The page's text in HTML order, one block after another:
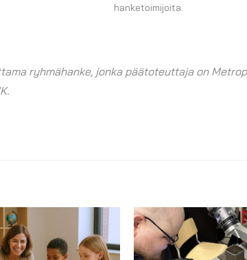
hanketoimijoita.
ryhmähanke, jonka päätoteuttaja on